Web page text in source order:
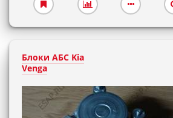
Блоки АБС Kia
Venga